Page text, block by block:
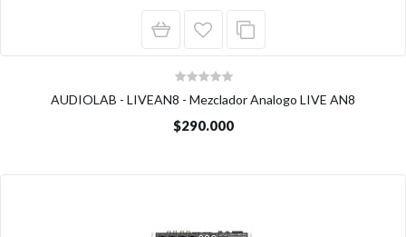
AUDIOLAB - LIVEAN8 - Mezclador Analogo LIVE AN8
$290.000